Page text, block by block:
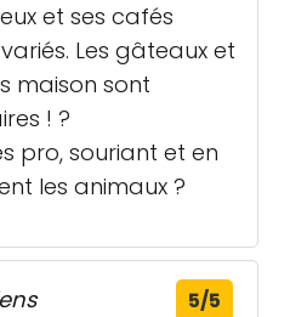
et ses cafés
Les gâteaux et
maison sont
! ?
pro, souriant et en
les animaux ?
5/5